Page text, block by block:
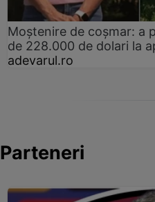
Moștenire de coșmar: a
de 228.000 de dolari la
adevarul.ro
Parteneri